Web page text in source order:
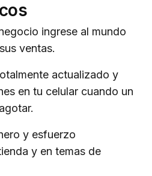
ingrese al mundo
ventas.
actualizado y
en tu celular cuando un
y esfuerzo
y en temas de